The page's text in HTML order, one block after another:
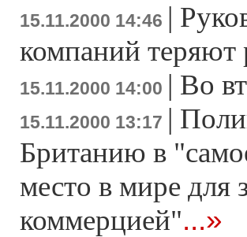
15.11.2000 14:46 |
компаний теряют
15.11.2000 14:00 | Во
15.11.2000 13:17 |
Британию в
место в мире для
коммерцией"...»